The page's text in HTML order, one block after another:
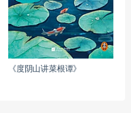
《度阴山讲菜根谭》